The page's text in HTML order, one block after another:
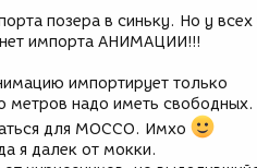
позера в синьку. Но у всех
нет импорта АНИМАЦИИ!!!
импортирует только
метров надо иметь свободных.
для MOCCO. Имхо
я далек от мокки.